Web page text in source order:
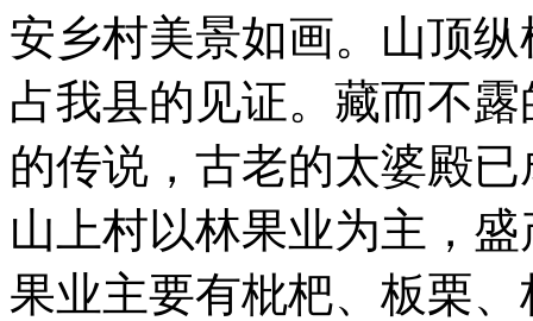
安乡村美景如画。山顶
占我县的见证。藏而不
的传说，古老的太婆殿
山上村以林果业为主，
果业主要有枇杷、板栗